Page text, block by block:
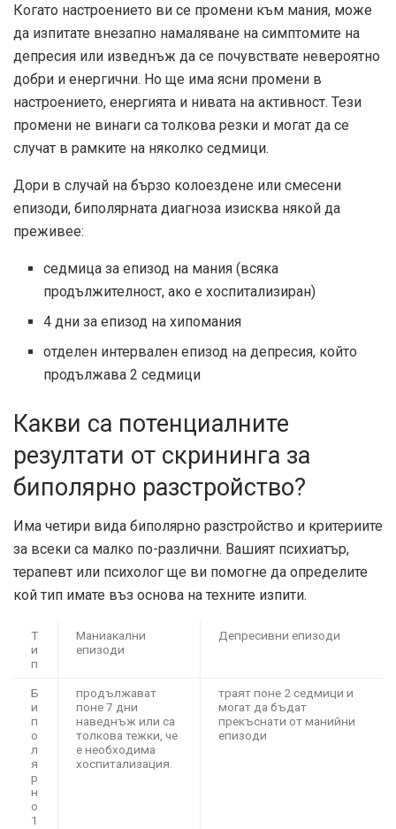
Когато настроението ви се промени към мания, може
да изпитате внезапно намаляване на симптомите на
депресия или изведнъж да се почувствате невероятно
добри и енергични. Но ще има ясни промени в
настроението, енергията и нивата на активност. Тези
промени не винаги са толкова резки и могат да се
случат в рамките на няколко седмици.
Дори в случай на бързо колоездене или смесени
епизоди, биполярната диагноза изисква някой да
преживее:
седмица за епизод на мания (всяка
продължителност, ако е хоспитализиран)
4 дни за епизод на хипомания
отделен интервален епизод на депресия, който
продължава 2 седмици
Какви са потенциалните
резултати от скрининга за
биполярно разстройство?
Има четири вида биполярно разстройство и критериите
за всеки са малко по-различни. Вашият психиатър,
терапевт или психолог ще ви помогне да определите
кой тип имате въз основа на техните изпити.
Т
и
п
Маниакални
епизоди
Депресивни епизоди
Б
и
п
о
л
я
р
н
о
1
продължават
поне 7 дни
наведнъж или са
толкова тежки, че
е необходима
хоспитализация.
траят поне 2 седмици и
могат да бъдат
прекъснати от манийни
епизоди